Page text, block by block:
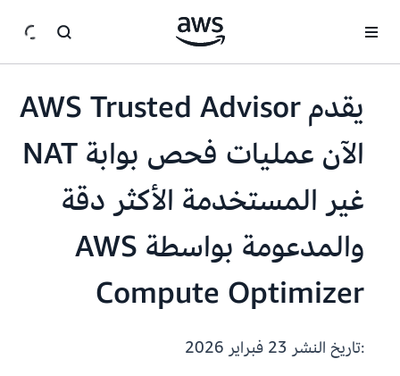
يقدم AWS Trusted Advisor
الآن عمليات فحص بوابة NAT
غير المستخدمة الأكثر دقة
والمدعومة بواسطة AWS
Compute Optimizer
:تاريخ النشر